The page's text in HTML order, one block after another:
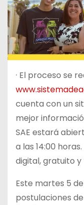
· El proceso se
cuenta con un
mejor
SAE estará
a las 14:00
digital, gratuito
Este martes 5
postulaciones